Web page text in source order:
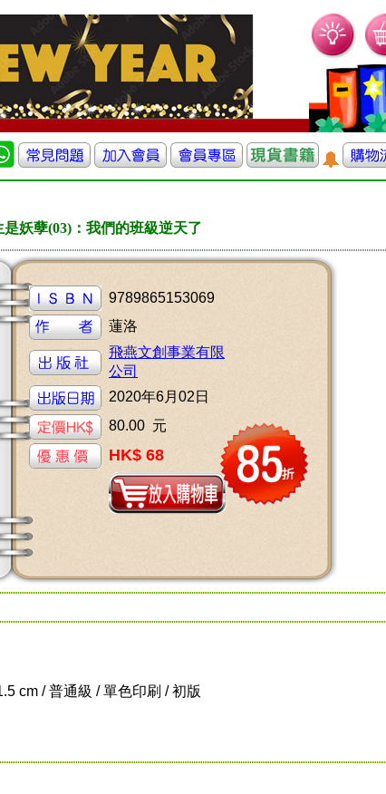
是妖孽(03)：我們的班級逆天了
9789865153069
蓮洛
飛燕文創事業有限
公司
2020年6月02日
80.00 元
HK$ 68
cm / 普通級 / 單色印刷 / 初版